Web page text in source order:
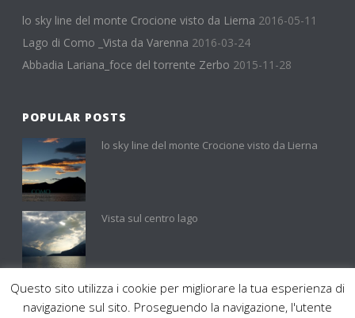
lo sky line del monte Crocione visto da Lierna 2016-05-11
Lago di Como _Vista da Varenna 2016-03-24
Abbadia Lariana_foce del torrente Zerbo 2015-11-28
POPULAR POSTS
lo sky line del monte Crocione visto da Lierna
Vista sul centro lago
0
Questo sito utilizza i cookie per migliorare la tua esperienza di
navigazione sul sito. Proseguendo la navigazione, l'utente